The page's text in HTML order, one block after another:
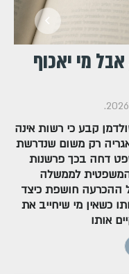
מי יאכוף
.
קבע כי רשות אינה
רק משום שנדרשת
דחה בכך פרשנות
המשפטית לממשלה
ההכרעה חושפת כיצד
כשאין מי שיחייב את
אותו